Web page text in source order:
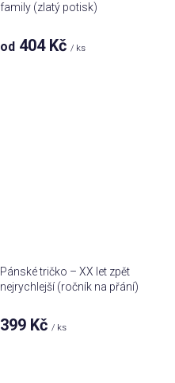
family (zlatý potisk)
od 404 Kč/ ks
Pánské tričko – XX let zpět
nejrychlejší (ročník na přání)
399 Kč / ks